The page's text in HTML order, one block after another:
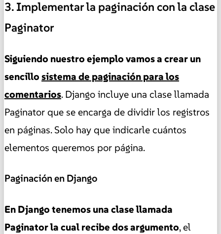
3. Implementar la paginación con la clase
Paginator
Siguiendo nuestro ejemplo vamos a crear un
sencillosistema de paginación para los
comentarios. Django incluye una clase llamada
Paginator que se encarga de dividir los registros
en páginas. Solo hay que indicarle cuántos
elementos queremos por página.
Paginación en Django
En Django tenemos una clase llamada
Paginator la cual recibe dos argumento, el